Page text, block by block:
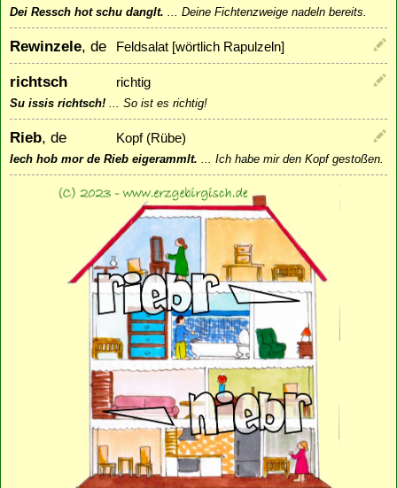
Dei Ressch hot schu danglt. ... Deine Fichtenzweige nadeln bereits.
Rewinzele, de Feldsalat [wörtlich Rapulzeln]
richtsch richtig
Su issis richtsch! ... So ist es richtig!
Rieb, de Kopf (Rübe)
Iech hob mor de Rieb eigerammlt. ... Ich habe mir den Kopf gestoßen.